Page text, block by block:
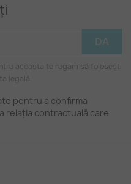
aceasta te rugăm să folosești
legală.
pentru a confirma
relația contractuală care